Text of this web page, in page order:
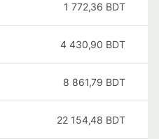
1 772,36 BDT
4 430,90 BDT
8 861,79 BDT
22 154,48 BDT